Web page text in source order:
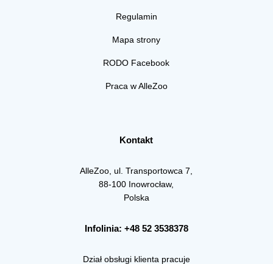
Regulamin
Mapa strony
RODO Facebook
Praca w AlleZoo
Kontakt
AlleZoo, ul. Transportowca 7,
88-100 Inowrocław,
Polska
Infolinia: +48 52 3538378
Dział obsługi klienta pracuje